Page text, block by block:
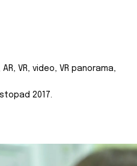
VR, video, VR panorama,
2017.